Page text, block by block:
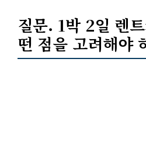
질문. 1박 2일 렌
떤 점을 고려해야